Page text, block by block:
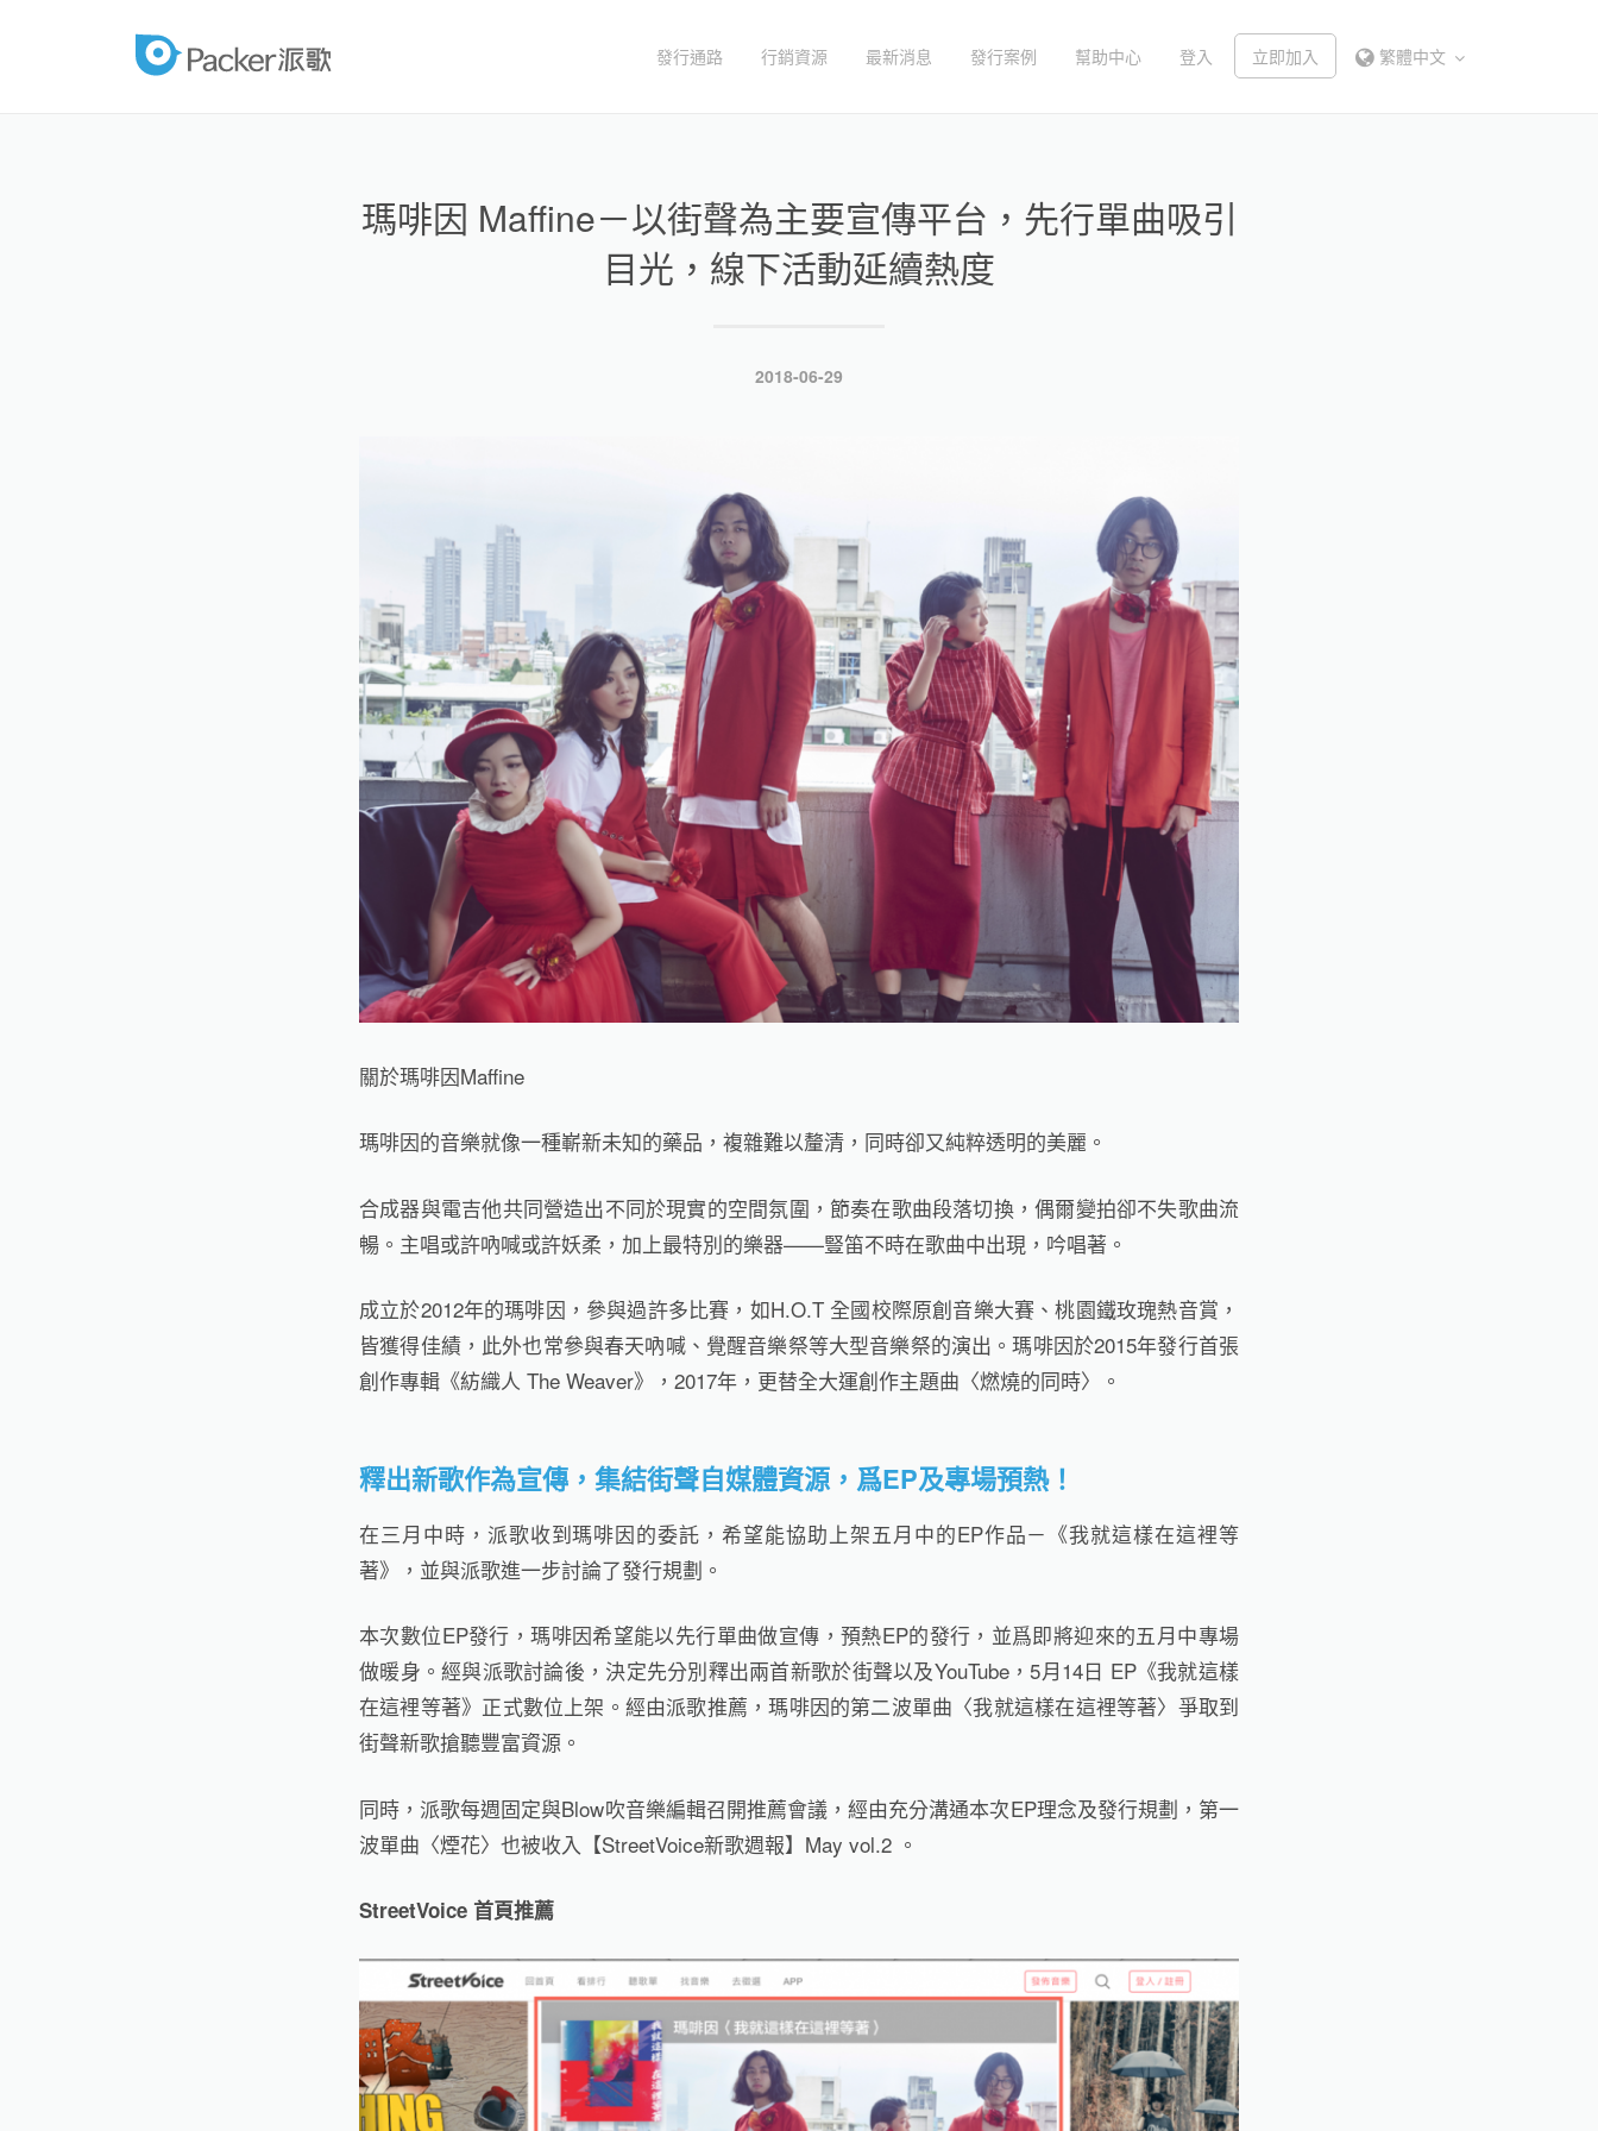
packer 發行通路 行銷資源 最新消息 發行案例 幫助中心 登入 立即加入 繁體中文
瑪啡因 Maffine－以街聲為主要宣傳平台，先行單曲吸引
目光，線下活動延續熱度
發
2018-06-29
關於瑪啡因Maffine
瑪啡因的音樂就像一種嶄新未知的藥品，複雜難以釐清，同時卻又純粹透明的美麗。
合成器與電吉他共同營造出不同於現實的空間氛圍，節奏在歌曲段落切換，偶爾變拍卻不失歌曲流
暢。主唱或許吶喊或許妖柔，加上最特別的樂器——豎笛不時在歌曲中出現，吟唱著。
成立於2012年的瑪啡因，參與過許多比賽，如H.O.T 全國校際原創音樂大賽、桃園鐵玫瑰熱音賞，
皆獲得佳績，此外也常參與春天吶喊、覺醒音樂祭等大型音樂祭的演出。瑪啡因於2015年發行首張
創作專輯《紡織人 The Weaver》，2017年，更替全大運創作主題曲〈燃燒的同時〉。
釋出新歌作為宣傳，集結街聲自媒體資源，爲EP及專場預熱！
在三月中時，派歌收到瑪啡因的委託，希望能協助上架五月中的EP作品－《我就這樣在這裡等
著》，並與派歌進一步討論了發行規劃。
本次數位EP發行，瑪啡因希望能以先行單曲做宣傳，預熱EP的發行，並爲即將迎來的五月中專場
做暖身。經與派歌討論後，決定先分別釋出兩首新歌於街聲以及YouTube，5月14日 EP《我就這樣
在這裡等著》正式數位上架。經由派歌推薦，瑪啡因的第二波單曲〈我就這樣在這裡等著〉爭取到
街聲新歌搶聽豐富資源。
同時，派歌每週固定與Blow吹音樂編輯召開推薦會議，經由充分溝通本次EP理念及發行規劃，第一
波單曲〈煙花〉也被收入【StreetVoice新歌週報】May vol.2 。
StreetVoice 首頁推薦